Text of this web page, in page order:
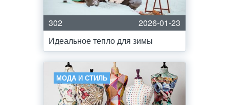
302
2026-01-23
Идеальное тепло для зимы
МОДА И СТИЛЬ